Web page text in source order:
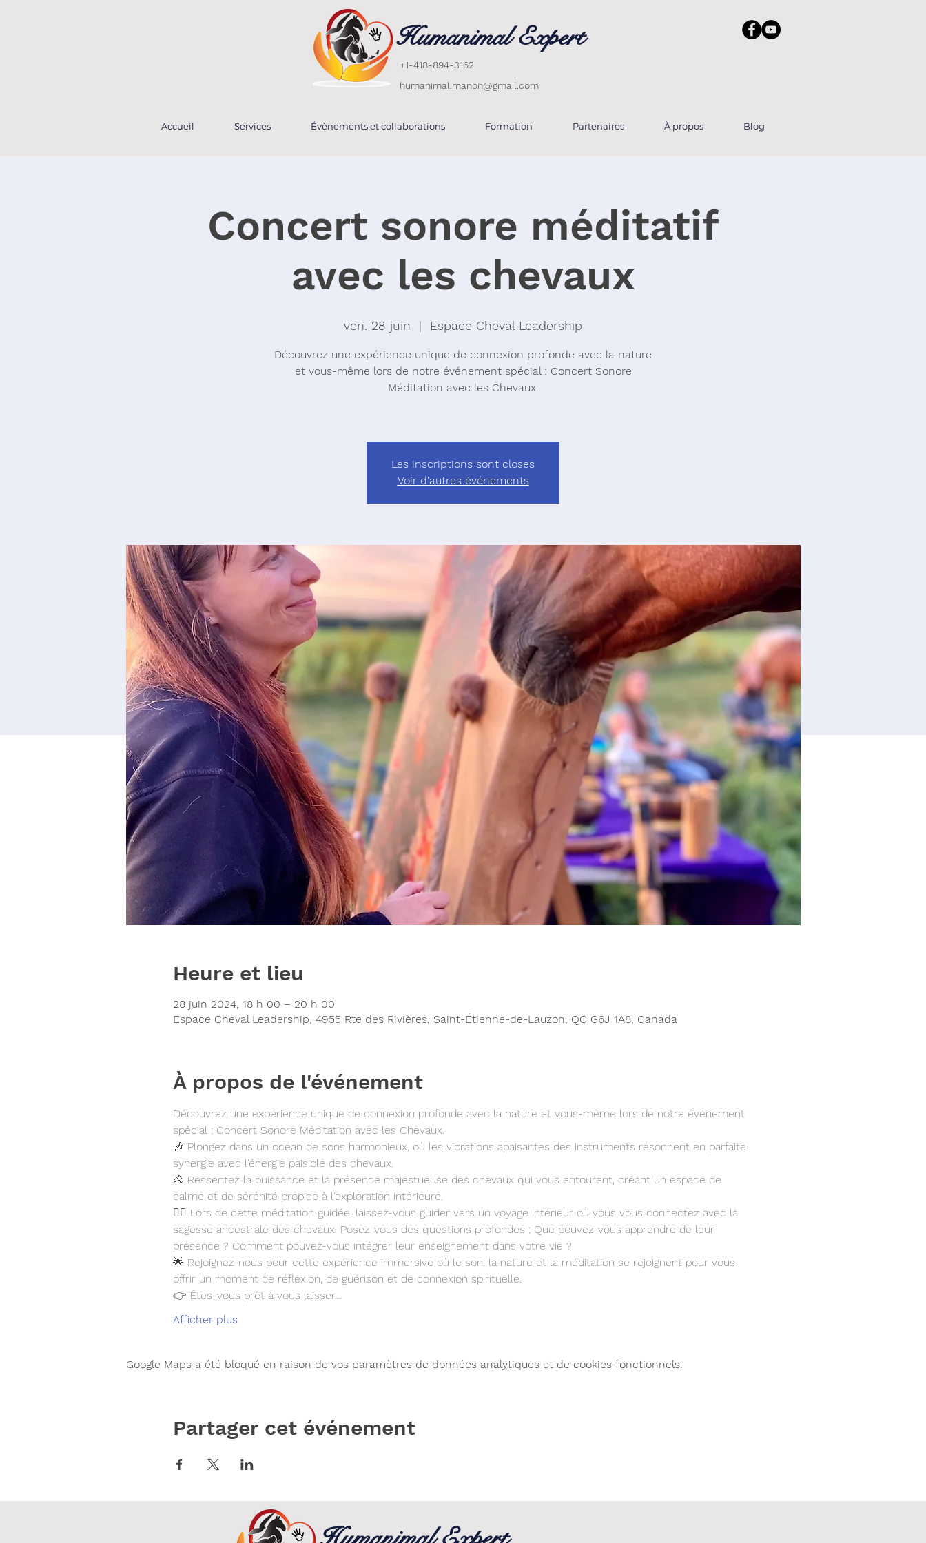
Humanimal Expert
+1-418-894-3162
humanimal.manon@gmail.com
Accueil Services Évènements et collaborations Formation Partenaires À propos Blog
Concert sonore méditatif
avec les chevaux
ven. 28 juin
  |
Espace Cheval Leadership
Découvrez une expérience unique de connexion profonde avec la nature
et vous-même lors de notre événement spécial : Concert Sonore
Méditation avec les Chevaux.
Les inscriptions sont closes
Voir d'autres événements
Heure et lieu
28 juin 2024, 18 h 00 – 20 h 00
Espace Cheval Leadership, 4955 Rte des Rivières, Saint-Étienne-de-Lauzon, QC G6J 1A8, Canada
À propos de l'événement
Découvrez une expérience unique de connexion profonde avec la nature et vous-même lors de notre événement
spécial : Concert Sonore Méditation avec les Chevaux.
🎶 Plongez dans un océan de sons harmonieux, où les vibrations apaisantes des instruments résonnent en parfaite
synergie avec l'énergie paisible des chevaux.
🐴 Ressentez la puissance et la présence majestueuse des chevaux qui vous entourent, créant un espace de
calme et de sérénité propice à l'exploration intérieure.
🧘‍♀️ Lors de cette méditation guidée, laissez-vous guider vers un voyage intérieur où vous vous connectez avec la
sagesse ancestrale des chevaux. Posez-vous des questions profondes : Que pouvez-vous apprendre de leur
présence ? Comment pouvez-vous intégrer leur enseignement dans votre vie ?
🌟 Rejoignez-nous pour cette expérience immersive où le son, la nature et la méditation se rejoignent pour vous
offrir un moment de réflexion, de guérison et de connexion spirituelle.
👉 Êtes-vous prêt à vous laisser…
Afficher plus
Google Maps a été bloqué en raison de vos paramètres de données analytiques et de cookies fonctionnels.
Partager cet événement